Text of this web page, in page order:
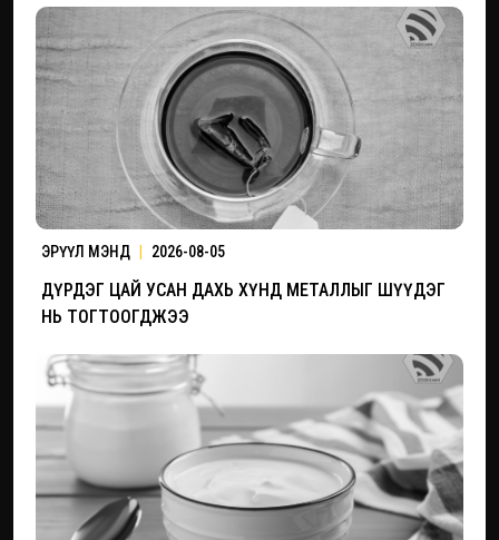
ЭРҮҮЛ МЭНД 2026-08-05
ДҮРДЭГ ЦАЙ УСАН ДАХЬ ХҮНД МЕТАЛЛЫГ ШҮҮДЭГ
НЬ ТОГТООГДЖЭЭ